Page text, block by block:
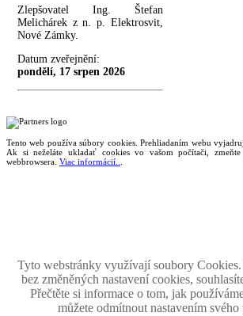
Zlepšovatel Ing. Štefan
Melichárek z n. p. Elektrosvit,
Nové Zámky.
Datum zveřejnění:
pondělí, 17 srpen 2026
Tento web používa súbory cookies. Prehliadaním webu
Ak si neželáte ukladať cookies vo vašom počítači, zmeňte
webbrowsera. Viac informácií..
Tyto webstránky využívají soubory
bez změněných nastavení cookies,
Přečtěte si informace o tom, jak
můžete odmítnout nastavením svého